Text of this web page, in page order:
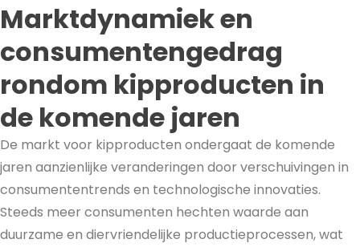
Marktdynamiek en
consumentengedrag
rondom kipproducten in
de komende jaren
De markt voor kipproducten ondergaat de komende
jaren aanzienlijke veranderingen door verschuivingen in
consumententrends en technologische innovaties.
Steeds meer consumenten hechten waarde aan
duurzame en diervriendelijke productieprocessen, wat